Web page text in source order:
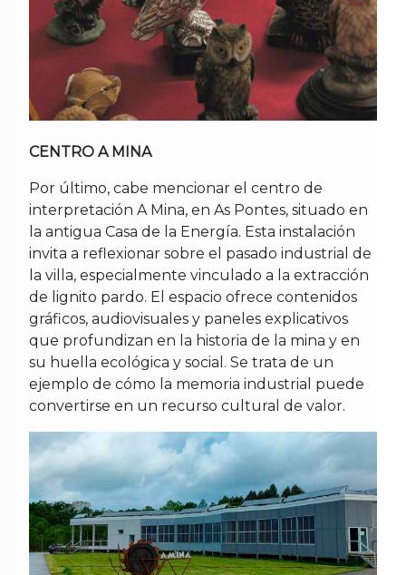
CENTRO A MINA
Por último, cabe mencionar el centro de
interpretación A Mina, en As Pontes, situado en
la antigua Casa de la Energía. Esta instalación
invita a reflexionar sobre el pasado industrial de
la villa, especialmente vinculado a la extracción
de lignito pardo. El espacio ofrece contenidos
gráficos, audiovisuales y paneles explicativos
que profundizan en la historia de la mina y en
su huella ecológica y social. Se trata de un
ejemplo de cómo la memoria industrial puede
convertirse en un recurso cultural de valor.